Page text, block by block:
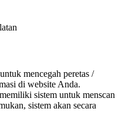
mencegah peretas /
di website Anda.
sistem untuk menscan
sistem akan secara